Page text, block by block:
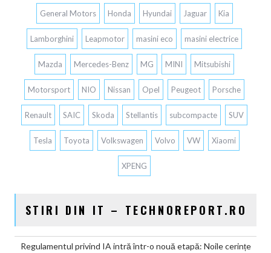
General Motors Honda Hyundai Jaguar Kia
Lamborghini Leapmotor masini eco masini electrice
Mazda Mercedes-Benz MG MINI Mitsubishi
Motorsport NIO Nissan Opel Peugeot Porsche
Renault SAIC Skoda Stellantis subcompacte SUV
Tesla Toyota Volkswagen Volvo VW Xiaomi
XPENG
STIRI DIN IT – TECHNOREPORT.RO
Regulamentul privind IA intră într-o nouă etapă: Noile cerințe